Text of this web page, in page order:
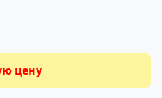
оптовую цену